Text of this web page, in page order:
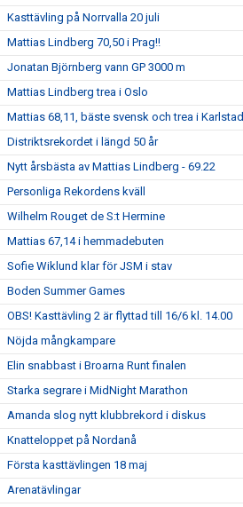
Kasttävling på Norrvalla 20 juli
Mattias Lindberg 70,50 i Prag!!
Jonatan Björnberg vann GP 3000 m
Mattias Lindberg trea i Oslo
Mattias 68,11, bäste svensk och trea i Karlstad
Distriktsrekordet i längd 50 år
Nytt årsbästa av Mattias Lindberg - 69.22
Personliga Rekordens kväll
Wilhelm Rouget de S:t Hermine
Mattias 67,14 i hemmadebuten
Sofie Wiklund klar för JSM i stav
Boden Summer Games
OBS! Kasttävling 2 är flyttad till 16/6 kl. 14.00
Nöjda mångkampare
Elin snabbast i Broarna Runt finalen
Starka segrare i MidNight Marathon
Amanda slog nytt klubbrekord i diskus
Knatteloppet på Nordanå
Första kasttävlingen 18 maj
Arenatävlingar